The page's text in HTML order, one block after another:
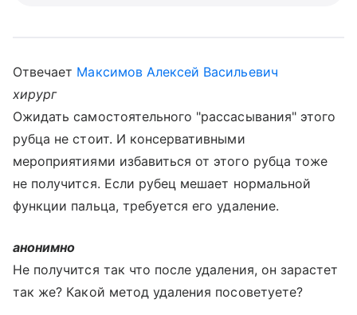
Отвечает Максимов Алексей Васильевич
хирург
Ожидать самостоятельного "рассасывания" этого
рубца не стоит. И консервативными
мероприятиями избавиться от этого рубца тоже
не получится. Если рубец мешает нормальной
функции пальца, требуется его удаление.
анонимно
Не получится так что после удаления, он зарастет
так же? Какой метод удаления посоветуете?